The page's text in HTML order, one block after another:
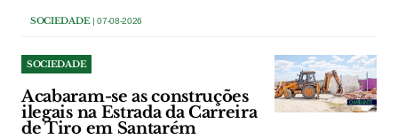
SOCIEDADE| 07-08-2026
SOCIEDADE
Acabaram-se as construções
ilegais na Estrada da Carreira
de Tiro em Santarém